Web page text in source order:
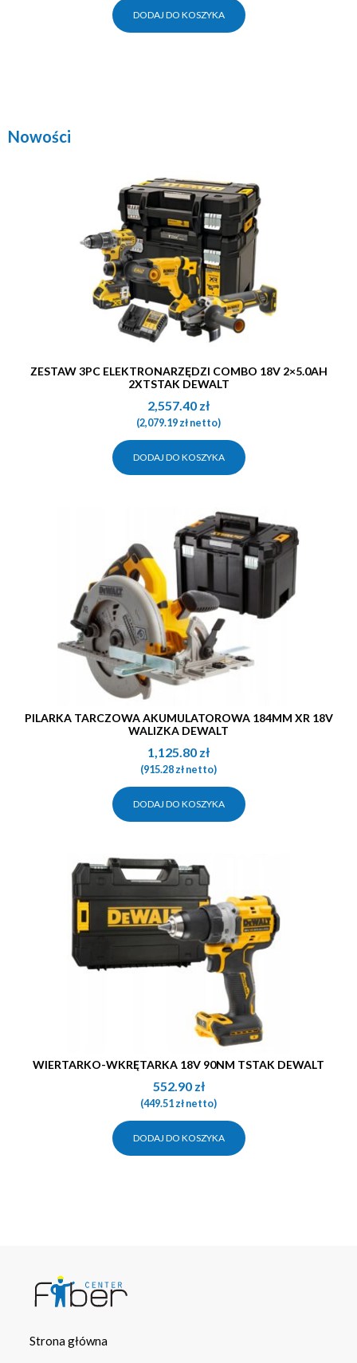
DODAJ DO KOSZYKA
Nowości
ZESTAW 3PC ELEKTRONARZĘDZI COMBO 18V 2×5.0AH
2XTSTAK DEWALT
2,557.40 zł
(2,079.19złnetto)
DODAJ DO KOSZYKA
PILARKA TARCZOWA AKUMULATOROWA 184MM XR 18V
WALIZKA DEWALT
1,125.80 zł
(915.28złnetto)
DODAJ DO KOSZYKA
WIERTARKO-WKRĘTARKA 18V 90NM TSTAK DEWALT
552.90 zł
(449.51złnetto)
DODAJ DO KOSZYKA
Strona główna